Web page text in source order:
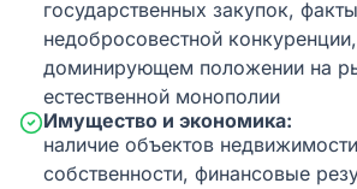
государственных закупок, факты
недобросовестной
доминирующем положении на
естественной монополии
Имущество и экономика:
наличие объектов
собственности, финансовые